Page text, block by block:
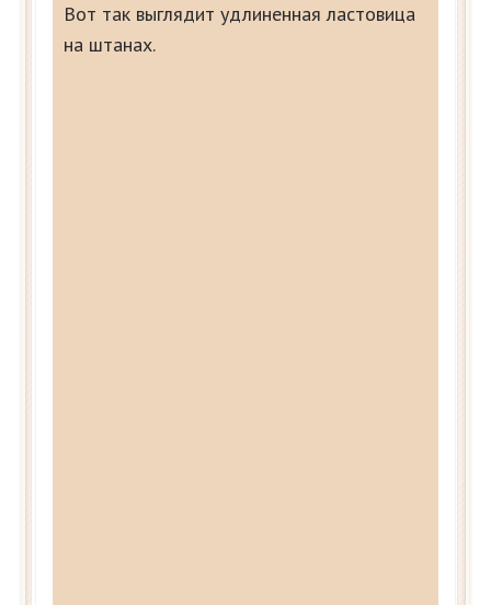
Вот так выглядит удлиненная ластовица
на штанах.